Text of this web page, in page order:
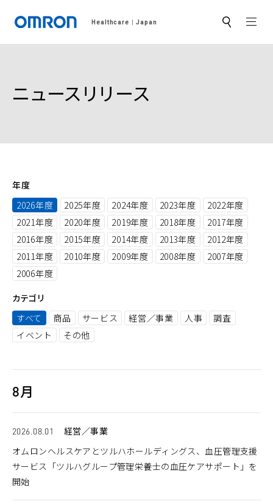
Healthcare Japan サ
ト
ニュースリリース
年度
2026年度
2025年度 2024年度 2023年度
2022年度
2021年度
2020年度 2019年度 2018年度
2017年度
2016年度
2015年度 2014年度 2013年度
2012年度
2011年度
2010年度 2009年度 2008年度
2007年度
2006年度
カテゴリ
すべて
商品 サービス 経営／事業 人事
調査
イベント
その他
8月
2026.08.01
経営／事業
オムロンヘルスケアとツルハホールディングス、血圧管理支援
サービス「ツルハグループ管理栄養士の血圧ケアサポート」を
開始